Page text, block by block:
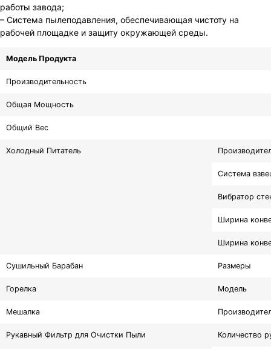
работы завода;
– Система пылеподавления, обеспечивающая чистоту на
рабочей площадке и защиту окружающей среды.
Модель Продукта
Производительность
Общая Мощность
Общий Вес
Холодный Питатель
Система
Вибратор
Ширина
Ширина
Сушильный Барабан Размеры
Горелка Модель
Мешалка
Рукавный Фильтр для Очистки Пыли Количество